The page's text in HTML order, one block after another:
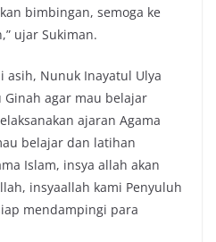
bimbingan, semoga ke
ujar Sukiman.
asih, Nunuk Inayatul Ulya
agar mau belajar
ajaran Agama
belajar dan latihan
Islam, insya allah akan
insyaallah kami Penyuluh
mendampingi para